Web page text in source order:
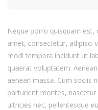
Neque porro quisquam
amet, consectetur, adipisci
modi tempora incidunt ut
quaerat voluptatem.
aenean massa. Cum sociis
parturient montes,
ultricies nec, pellentesque